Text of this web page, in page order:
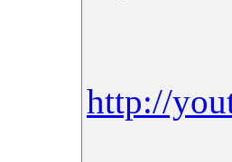
http://